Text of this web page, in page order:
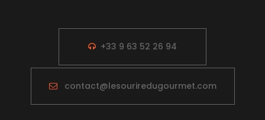
+33 9 63 52 26 94
contact@lesouriredugourmet.com